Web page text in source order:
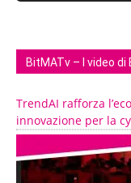
BitMATv – I video di
TrendAI rafforza
innovazione per la